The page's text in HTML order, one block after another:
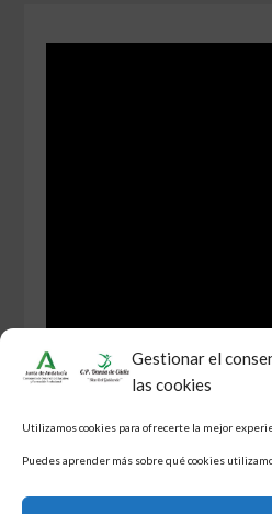
Gestionar el
las cookies
Utilizamos cookies para ofrecerte la mejor
Puedes aprender más sobre qué cookies